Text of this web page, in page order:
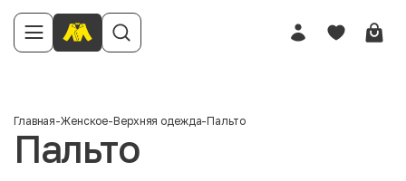
Главная-Женское-Верхняя одежда-Пальто
Пальто